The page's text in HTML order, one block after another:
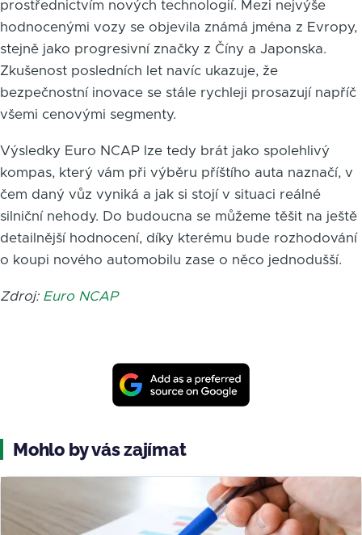
prostřednictvím nových technologií. Mezi nejvýše
hodnocenými vozy se objevila známá jména z Evropy,
stejně jako progresivní značky z Číny a Japonska.
Zkušenost posledních let navíc ukazuje, že
bezpečnostní inovace se stále rychleji prosazují napříč
všemi cenovými segmenty.
Výsledky Euro NCAP lze tedy brát jako spolehlivý
kompas, který vám při výběru příštího auta naznačí, v
čem daný vůz vyniká a jak si stojí v situaci reálné
silniční nehody. Do budoucna se můžeme těšit na ještě
detailnější hodnocení, díky kterému bude rozhodování
o koupi nového automobilu zase o něco jednodušší.
Zdroj: Euro NCAP
Mohlo by vás zajímat